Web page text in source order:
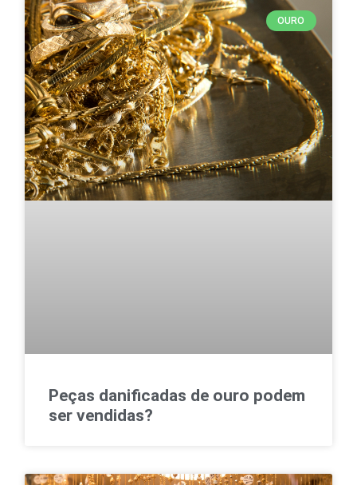
OURO
Peças danificadas de ouro podem
ser vendidas?